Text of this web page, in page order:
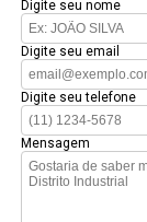
Digite seu nome
Digite seu email
Digite seu telefone
Mensagem